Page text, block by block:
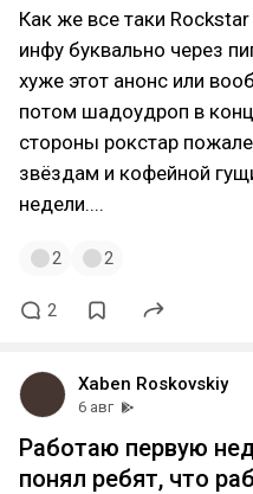
Как же все таки
инфу буквально через
хуже этот анонс или
потом шадоудроп в
стороны рокстар
звёздам и кофейной
недели....
2 2
2
Xaben Roskovskiy
6 авг
Работаю первую
понял ребят, что